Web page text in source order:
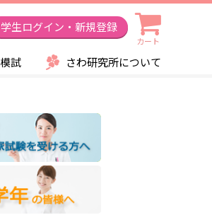
学生ログイン・新規登録
カート
模試 さわ研究所について